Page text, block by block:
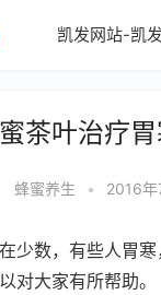
凯发网站-凯
茶叶治疗
蜂蜜养生 • 2016
少数，有些人胃
对大家有所帮助。